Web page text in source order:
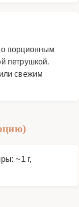
порционным
петрушкой.
свежим
~1 г,